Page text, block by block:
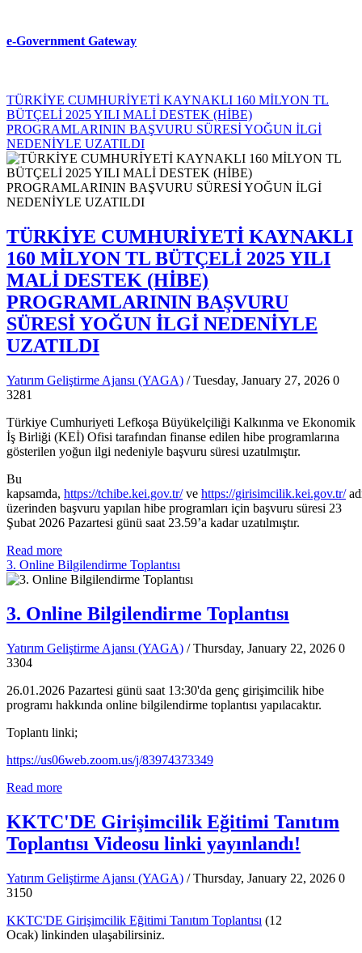
e-Government Gateway
TÜRKİYE CUMHURİYETİ KAYNAKLI 160 MİLYON TL
BÜTÇELİ 2025 YILI MALİ DESTEK (HİBE)
PROGRAMLARININ BAŞVURU SÜRESİ YOĞUN İLGİ
NEDENİYLE UZATILDI
TÜRKİYE CUMHURİYETİ KAYNAKLI
160 MİLYON TL BÜTÇELİ 2025 YILI
MALİ DESTEK (HİBE)
PROGRAMLARININ BAŞVURU
SÜRESİ YOĞUN İLGİ NEDENİYLE
UZATILDI
Yatırım Geliştirme Ajansı (YAGA) / Tuesday, January 27, 2026 0
3281
Türkiye Cumhuriyeti Lefkoşa Büyükelçiliği Kalkınma ve Ekonomik
İş Birliği (KEİ) Ofisi tarafından finanse edilen hibe programlarına
gösterilen yoğun ilgi nedeniyle başvuru süresi uzatılmıştır.
Bu
kapsamda, https://tchibe.kei.gov.tr/ve https://girisimcilik.kei.gov.tr/
üzerinden başvuru yapılan hibe programları için başvuru süresi 23
Şubat 2026 Pazartesi günü saat 23.59’a kadar uzatılmıştır.
Read more
3. Online Bilgilendirme Toplantısı
3. Online Bilgilendirme Toplantısı
Yatırım Geliştirme Ajansı (YAGA) / Thursday, January 22, 2026 0
3304
26.01.2026 Pazartesi günü saat 13:30'da genç girişimcilik hibe
programı hakkında online bilgilendirme toplantısı yapılacaktır.
Toplantı linki;
https://us06web.zoom.us/j/83974373349
Read more
KKTC'DE Girişimcilik Eğitimi Tanıtım
Toplantısı Videosu linki yayınlandı!
Yatırım Geliştirme Ajansı (YAGA) / Thursday, January 22, 2026 0
3150
KKTC'DE Girişimcilik Eğitimi Tanıtım Toplantısı (12
Ocak) linkinden ulaşabilirsiniz.